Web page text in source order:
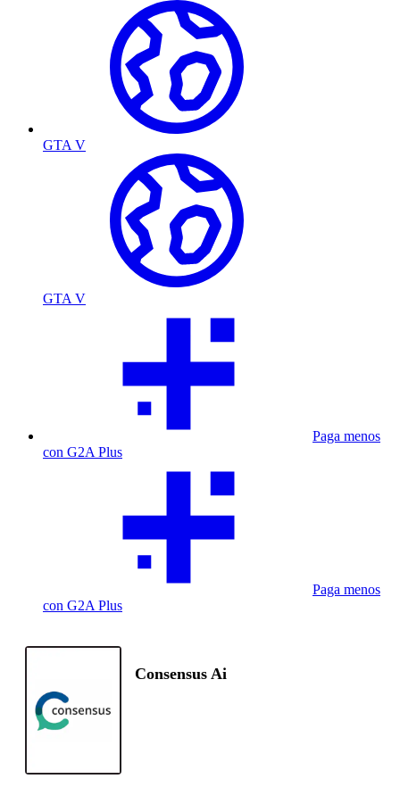
GTA V
GTA V
Paga menos
con G2A Plus
Paga menos
con G2A Plus
Consensus Ai